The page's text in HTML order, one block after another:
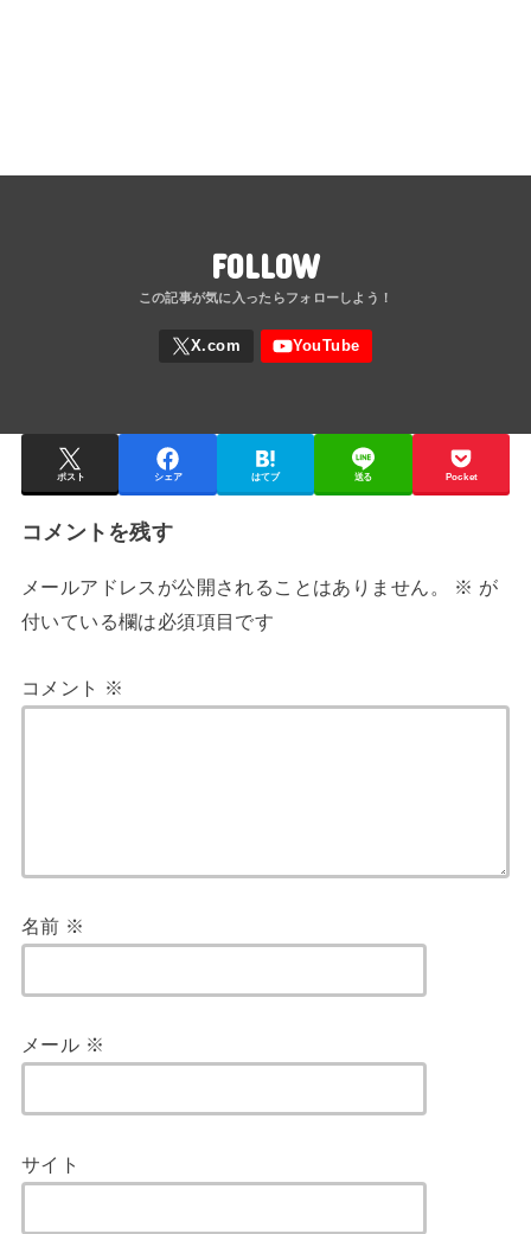
FOLLOW
ポスト シェア はてブ 送る Pocket
コメントを残す
メールアドレスが公開されることはありません。 ※ が
付いている欄は必須項目です
コメント ※
名前 ※
メール ※
サイト